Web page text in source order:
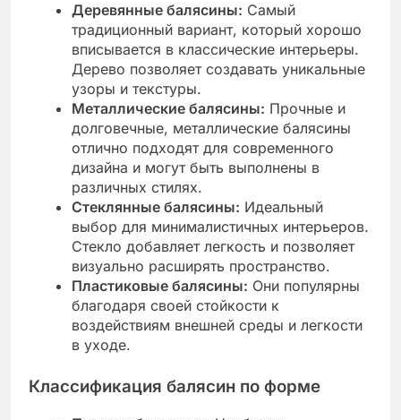
Деревянные балясины: Самый
традиционный вариант, который хорошо
вписывается в классические интерьеры.
Дерево позволяет создавать уникальные
узоры и текстуры.
Металлические балясины: Прочные и
долговечные, металлические балясины
отлично подходят для современного
дизайна и могут быть выполнены в
различных стилях.
Стеклянные балясины: Идеальный
выбор для минималистичных интерьеров.
Стекло добавляет легкость и позволяет
визуально расширять пространство.
Пластиковые балясины: Они популярны
благодаря своей стойкости к
воздействиям внешней среды и легкости
в уходе.
Классификация балясин по форме